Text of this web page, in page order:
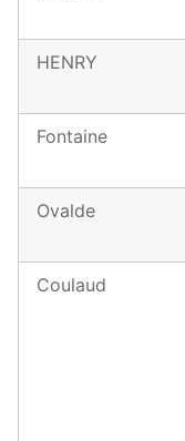
HENRY
Fontaine
Ovalde
Coulaud